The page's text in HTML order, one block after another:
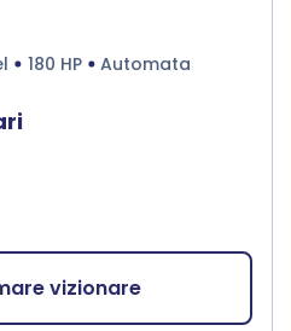
180 HP Automata
vizionare